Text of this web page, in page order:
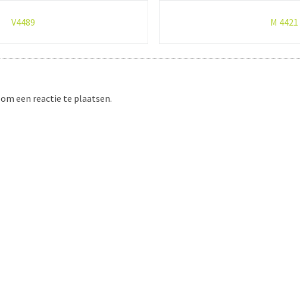
V4489 M 4421
om een reactie te plaatsen.